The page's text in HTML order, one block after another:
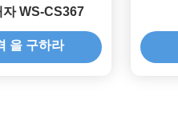
자 WS-CS367
을 구하라